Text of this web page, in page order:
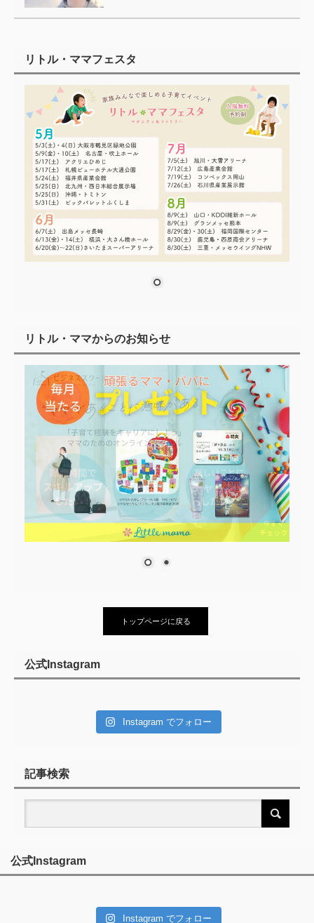
リトル・ママフェスタ
リトル・ママからのお知らせ
トップページに戻る
公式Instagram
Instagram でフォロー
記事検索
公式Instagram
Instagram でフォロー